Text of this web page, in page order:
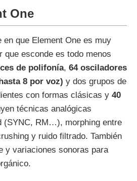
One
en que Element One es muy
que esconde es todo menos
de polifonía, 64 osciladores
8 por voz) y dos grupos de
con formas clásicas y 40
técnicas analógicas
(SYNC, RM…), morphing entre
y ruido filtrado. También
y variaciones sonoras para